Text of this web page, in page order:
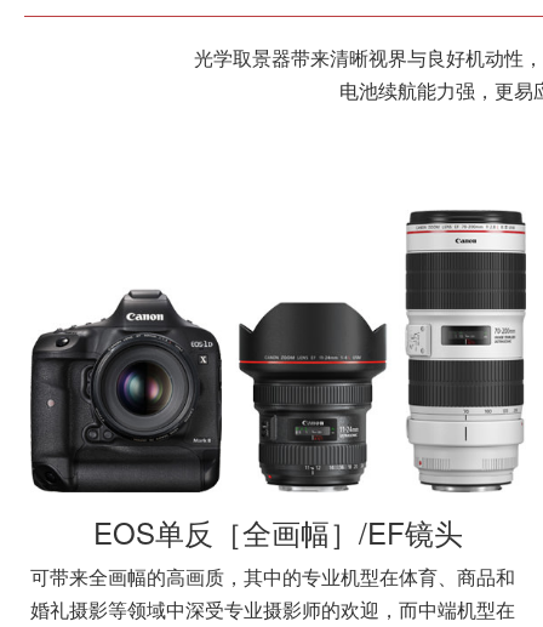
光学取景器带来清晰视界与良好机动性
电池续航能力强，更
EOS单反［全画幅］/EF镜头
可带来全画幅的高画质，其中的专业机型在体育、商品和
婚礼摄影等领域中深受专业摄影师的欢迎，而中端机型在